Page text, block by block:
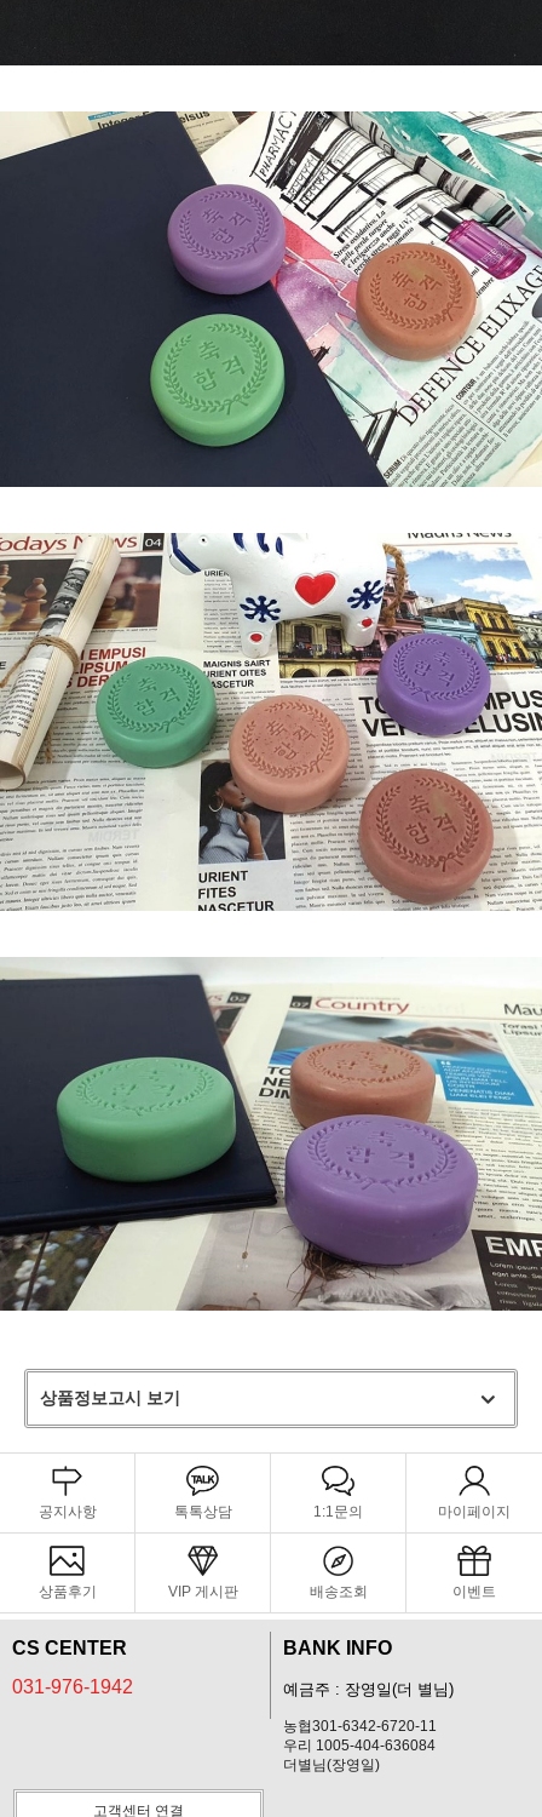
상품정보고시 보기
공지사항 톡톡상담 1:1문의 마이페이지
상품후기 VIP 게시판 배송조회 이벤트
CS CENTER
031-976-1942
BANK INFO
예금주 : 장영일(더 별님)
농협301-6342-6720-11
우리 1005-404-636084
더별님(장영일)
고객센터 연결